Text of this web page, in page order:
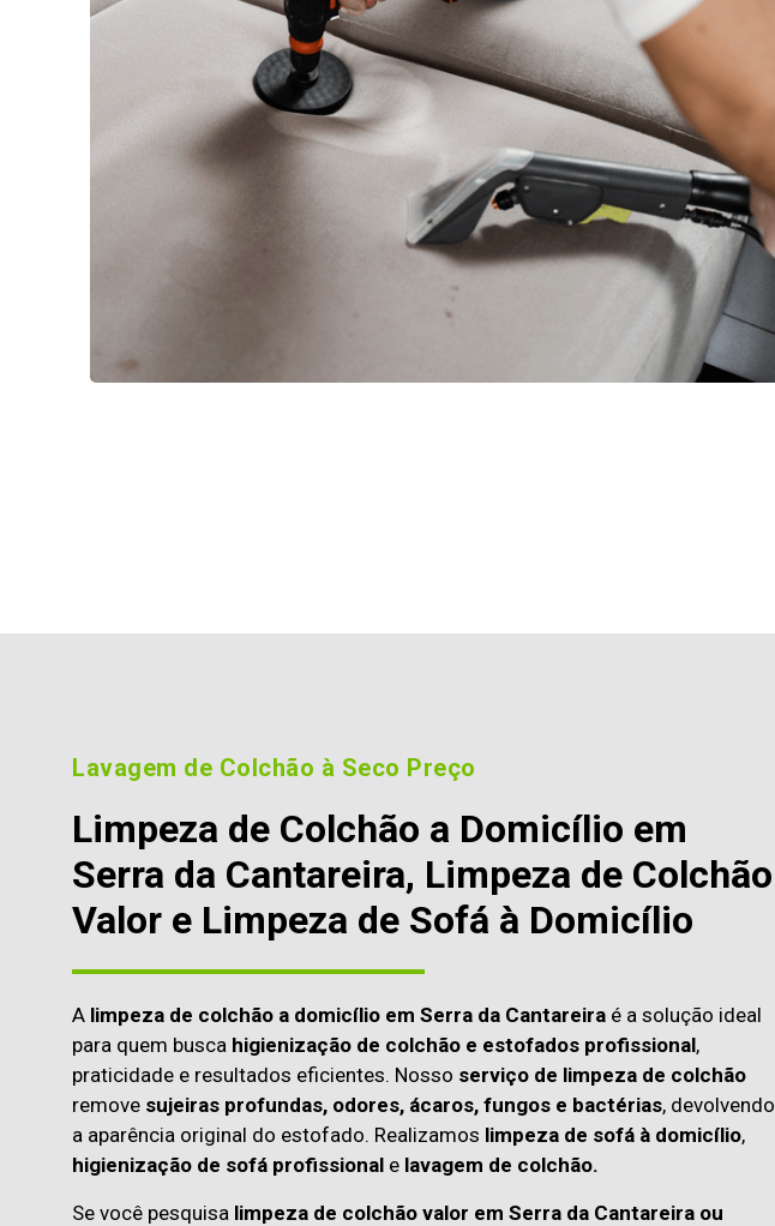
Lavagem de Colchão à Seco Preço
Limpeza de Colchão a Domicílio em
Serra da Cantareira, Limpeza de Colchão
Valor e Limpeza de Sofá à Domicílio
A limpeza de colchão a domicílio em Serra da Cantareira é a solução ideal
para quem busca higienização de colchão e estofados profissional,
praticidade e resultados eficientes. Nosso serviço de limpeza de colchão
remove sujeiras profundas, odores, ácaros, fungos e bactérias, devolvendo
a aparência original do estofado. Realizamos limpeza de sofá à domicílio,
higienização de sofá profissional e lavagem de colchão.
Se você pesquisa limpeza de colchão valor em Serra da Cantareira ou